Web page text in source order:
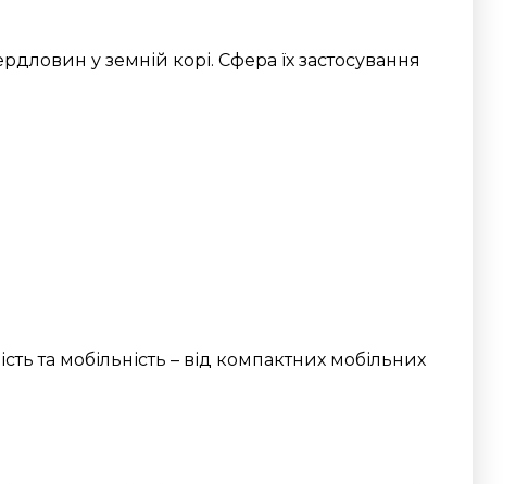
у земній корі. Сфера їх застосування
та мобільність – від компактних мобільних